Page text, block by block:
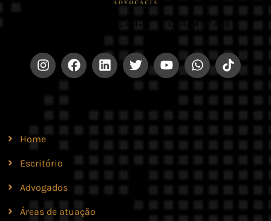
CNPJ 42.579.159/0001-52 | OAB/MT 2.469
Home
Escritório
Advogados
Áreas de atuação